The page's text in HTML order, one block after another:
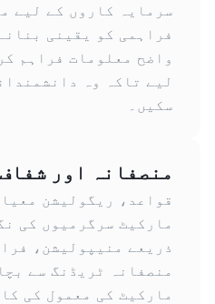
سرمایہ کاروں کے لیے
فراہمی کو یقینی
واضح معلومات فراہم
لیے تاکہ وہ
سکیں۔
منصفانہ اور شفاف
قواعد، ریگولیشن
مارکیٹ سرگرمیوں کی
ذریعے منیپولیشن،
منصفانہ ٹریڈنگ سے
مارکیٹ کی معمول کی